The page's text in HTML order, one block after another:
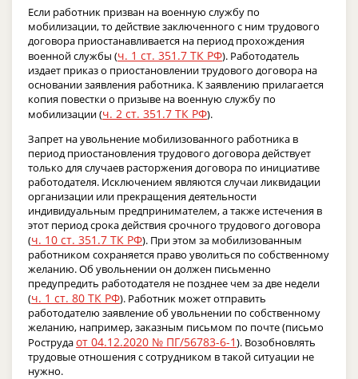
Если работник призван на военную службу по
мобилизации, то действие заключенного с ним трудового
договора приостанавливается на период прохождения
военной службы (ч. 1 ст. 351.7 ТК РФ). Работодатель
издает приказ о приостановлении трудового договора на
основании заявления работника. К заявлению прилагается
копия повестки о призыве на военную службу по
мобилизации (ч. 2 ст. 351.7 ТК РФ).
Запрет на увольнение мобилизованного работника в
период приостановления трудового договора действует
только для случаев расторжения договора по инициативе
работодателя. Исключением являются случаи ликвидации
организации или прекращения деятельности
индивидуальным предпринимателем, а также истечения в
этот период срока действия срочного трудового договора
(ч. 10 ст. 351.7 ТК РФ). При этом за мобилизованным
работником сохраняется право уволиться по собственному
желанию. Об увольнении он должен письменно
предупредить работодателя не позднее чем за две недели
(ч. 1 ст. 80 ТК РФ). Работник может отправить
работодателю заявление об увольнении по собственному
желанию, например, заказным письмом по почте (письмо
Рострудаот 04.12.2020 № ПГ/56783-6-1). Возобновлять
трудовые отношения с сотрудником в такой ситуации не
нужно.